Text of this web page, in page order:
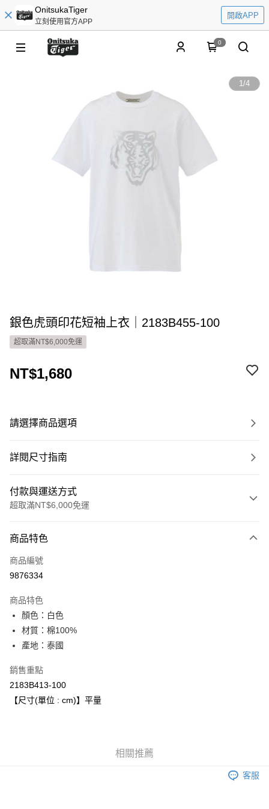
OnitsukaTiger
立刻使用官方APP
開啟APP
0
1/4
銀色虎頭印花短袖上衣｜2183B455-100
超取滿NT$6,000免運
NT$1,680
請選擇商品選項
詳閱尺寸指南
付款與運送方式
超取滿NT$6,000免運
信用卡一次付款
超商取貨付款
Apple Pay
ATM付款
運送方式
全家取貨付款
每筆NT$80，滿NT$6,000(含以上)免運費
商品特色
商品編號
9876334
商品特色
顏色：白色
材質：棉100%
產地：泰國
銷售重點
2183B413-100
【尺寸(單位 : cm)】平量
相關推薦
客服